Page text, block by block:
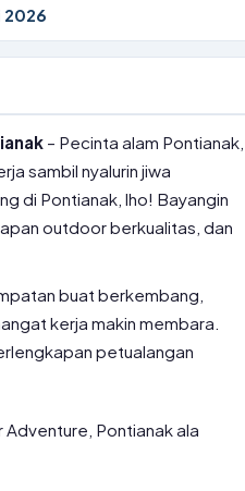
2026
– Pecinta alam Pontianak,
sambil nyalurin jiwa
di Pontianak, lho! Bayangin
outdoor berkualitas, dan
buat berkembang,
kerja makin membara.
petualangan
Pontianak ala